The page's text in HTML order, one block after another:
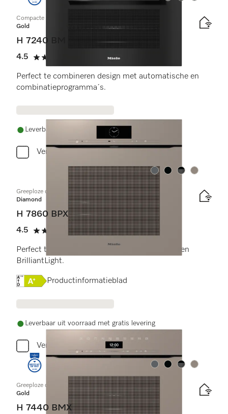
Compacte oven met geïntegreerde magnetron
Gold
H 7240 BM
4.5
4.5 sterren op 5
(14 beoordelingen)
Perfect te combineren design met automatische en
combinatieprogramma´s.
Leverbaar uit voorraad met gratis levering
Vergelijken
Kleur:Kleur:Kleur:Kleur:
Greeploze oven
Diamond
H 7860 BPX
4.5
4.5 sterren op 5
Perfect te combineren design met bratometer en
BrilliantLight.
Online Label Flag, Energielabel
Productinformatieblad
Leverbaar uit voorraad met gratis levering
Vergelijken
Kleur:Kleur:Kleur:Kleur:
Greeploze compacte oven met geïntegreerde magnetron
Gold
H 7440 BMX